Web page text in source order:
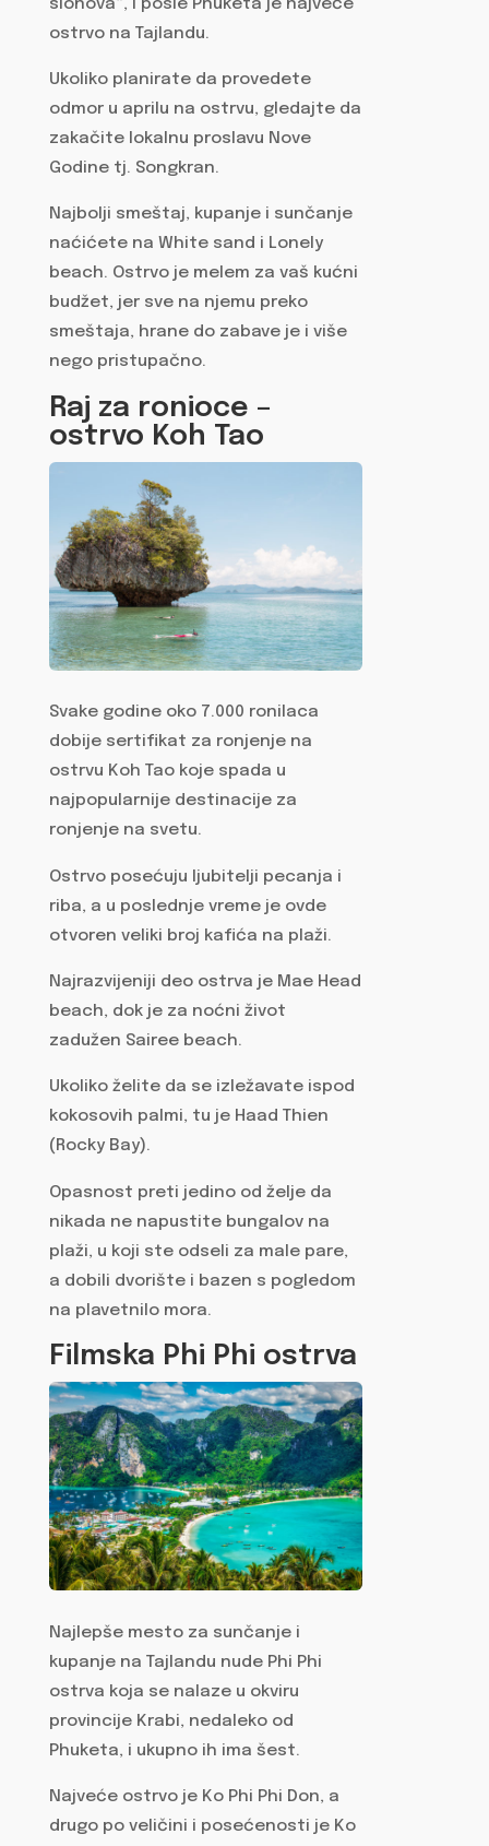
slonova“, i posle Phuketa je najveće
ostrvo na Tajlandu.
Ukoliko planirate da provedete
odmor u aprilu na ostrvu, gledajte da
zakačite lokalnu proslavu Nove
Godine tj. Songkran.
Najbolji smeštaj, kupanje i sunčanje
naćićete na White sand i Lonely
beach. Ostrvo je melem za vaš kućni
budžet, jer sve na njemu preko
smeštaja, hrane do zabave je i više
nego pristupačno.
Raj za ronioce –
ostrvo Koh Tao
Svake godine oko 7.000 ronilaca
dobije sertifikat za ronjenje na
ostrvu Koh Tao koje spada u
najpopularnije destinacije za
ronjenje na svetu.
Ostrvo posećuju ljubitelji pecanja i
riba, a u poslednje vreme je ovde
otvoren veliki broj kafića na plaži.
Najrazvijeniji deo ostrva je Mae Head
beach, dok je za noćni život
zadužen Sairee beach.
Ukoliko želite da se izležavate ispod
kokosovih palmi, tu je Haad Thien
(Rocky Bay).
Opasnost preti jedino od želje da
nikada ne napustite bungalov na
plaži, u koji ste odseli za male pare,
a dobili dvorište i bazen s pogledom
na plavetnilo mora.
Filmska Phi Phi ostrva
Najlepše mesto za sunčanje i
kupanje na Tajlandu nude Phi Phi
ostrva koja se nalaze u okviru
provincije Krabi, nedaleko od
Phuketa, i ukupno ih ima šest.
Najveće ostrvo je Ko Phi Phi Don, a
drugo po veličini i posećenosti je Ko